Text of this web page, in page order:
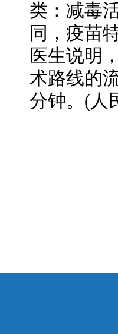
类：减毒
同，疫苗
医生说明
术路线的
分钟。(人